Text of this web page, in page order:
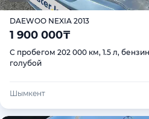
DAEWOO NEXIA 2013
1 900 000₸
С пробегом 202 000 км, 1.5 л,
голубой
Шымкент